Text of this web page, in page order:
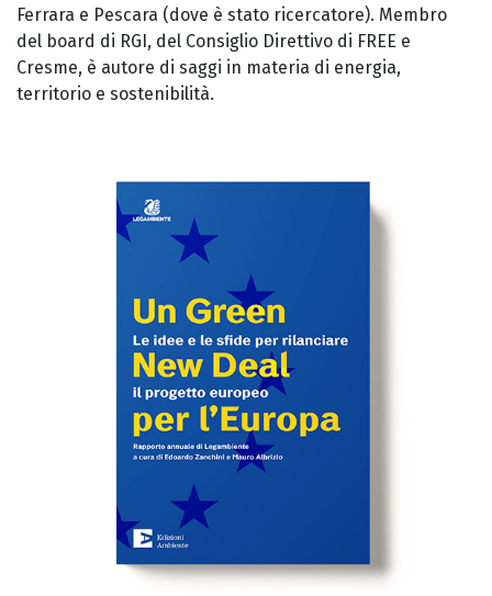
Ferrara e Pescara (dove è stato ricercatore). Membro
del board di RGI, del Consiglio Direttivo di FREE e
Cresme, è autore di saggi in materia di energia,
territorio e sostenibilità.